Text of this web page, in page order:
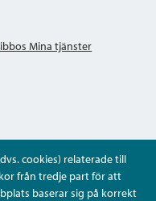
cookies) relaterade till
från tredje part för att
baserar sig på korrekt
Mina tjänster